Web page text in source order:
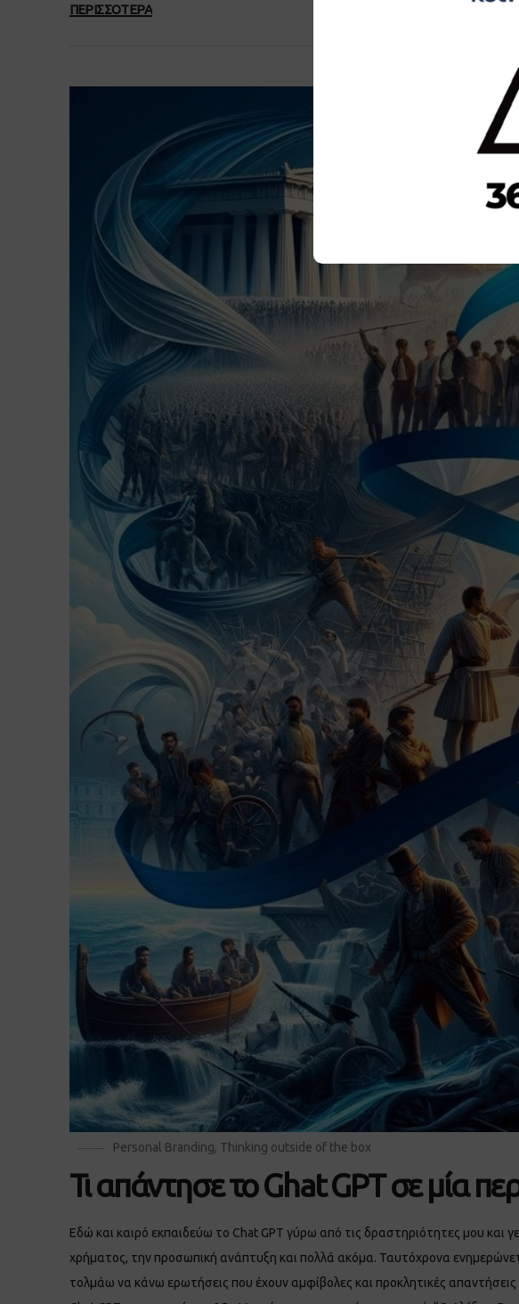
ΠΕΡΙΣΣΟΤΕΡΑ
Personal Branding, Thinking outside of the box
Τι απάντησε το Ghat GPT σε μία
Εδώ και καιρό εκπαιδεύω το Chat GPT γύρω από τις δραστηριότητες μου και
χρήματος, την προσωπική ανάπτυξη και πολλά ακόμα. Ταυτόχρονα
τολμάω να κάνω ερωτήσεις που έχουν αμφίβολες και προκλητικές